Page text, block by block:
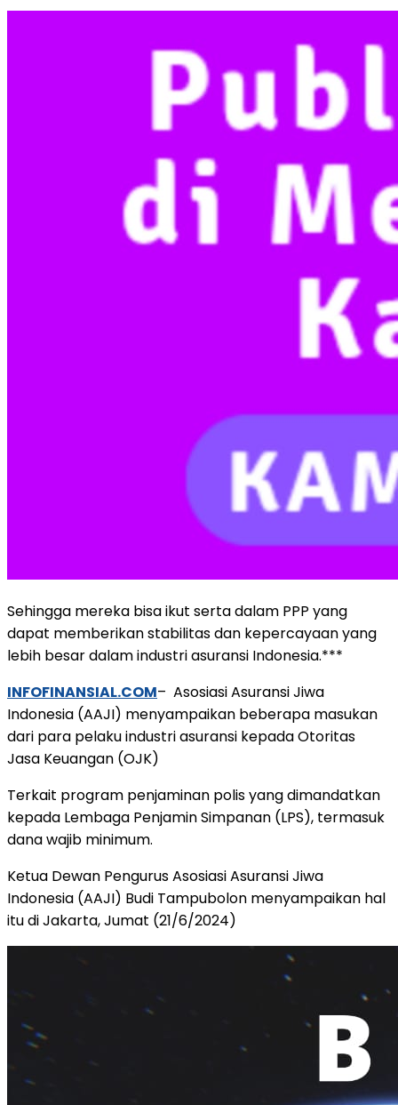
Sehingga mereka bisa ikut serta dalam PPP yang
dapat memberikan stabilitas dan kepercayaan yang
lebih besar dalam industri asuransi Indonesia.***
INFOFINANSIAL.COM– Asosiasi Asuransi Jiwa
Indonesia (AAJI) menyampaikan beberapa masukan
dari para pelaku industri asuransi kepada Otoritas
Jasa Keuangan (OJK)
Terkait program penjaminan polis yang dimandatkan
kepada Lembaga Penjamin Simpanan (LPS), termasuk
dana wajib minimum.
Ketua Dewan Pengurus Asosiasi Asuransi Jiwa
Indonesia (AAJI) Budi Tampubolon menyampaikan hal
itu di Jakarta, Jumat (21/6/2024)